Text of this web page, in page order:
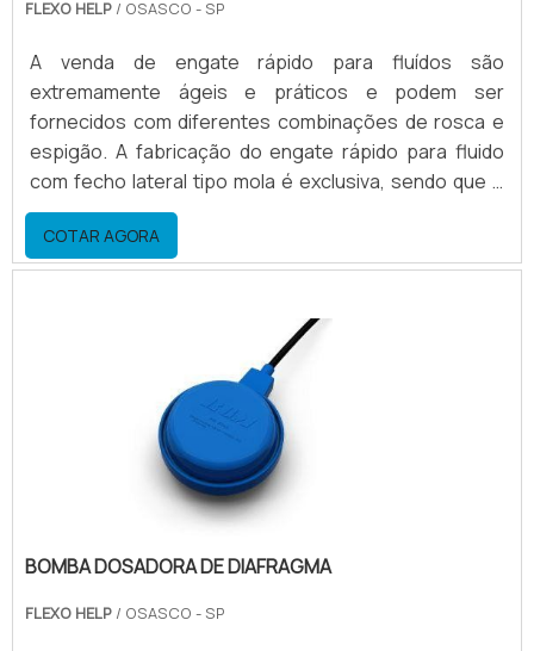
FLEXO HELP / OSASCO - SP
A venda de engate rápido para fluídos são
extremamente ágeis e práticos e podem ser
fornecidos com diferentes combinações de rosca e
espigão. A fabricação do engate rápido para fluido
com fecho lateral tipo mola é exclusiva, sendo que o
material para construção pode ser: Aço; Alumínio;
Inox.Um pouco sobre a fabricação deste produto A
fabricação de alguns modelos de engate rápido para
com a mangueira a ser utilizada e dimensão da rosca,
COTAR AGORA
BOMBA DOSADORA DE DIAFRAGMA
FLEXO HELP / OSASCO - SP